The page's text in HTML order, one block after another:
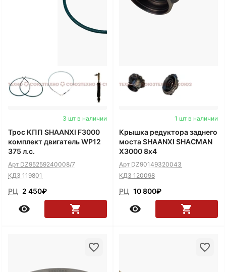
3 шт в наличии
Трос КПП SHAANXI F3000
комплект двигатель WP12
375 л.с.
Арт DZ95259240008/7
КДЗ 119801
РЦ 2 450₽
1 шт в наличии
Крышка редуктора заднего
моста SHAANXI SHACMAN
X3000 8х4
Арт DZ90149320043
КДЗ 120098
РЦ 10 800₽